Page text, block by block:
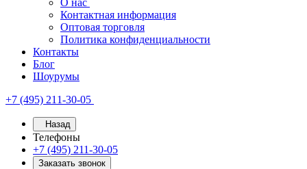
О нас
Контактная информация
Оптовая торговля
Политика конфиденциальности
Контакты
Блог
Шоурумы
+7 (495) 211-30-05
Назад
Телефоны
+7 (495) 211-30-05
Заказать звонок